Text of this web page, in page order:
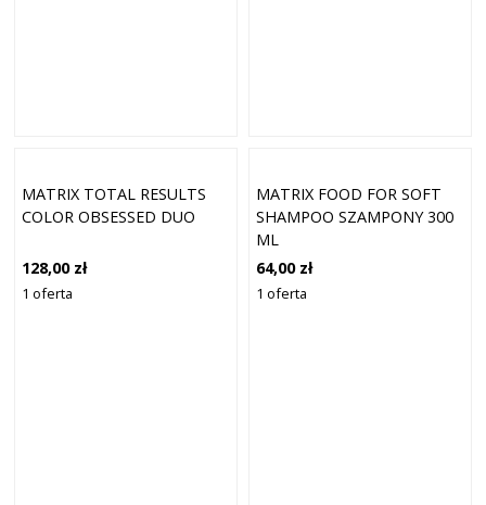
MATRIX TOTAL RESULTS
COLOR OBSESSED DUO
128,00 zł
1 oferta
MATRIX FOOD FOR SOFT
SHAMPOO SZAMPONY 300
ML
64,00 zł
1 oferta